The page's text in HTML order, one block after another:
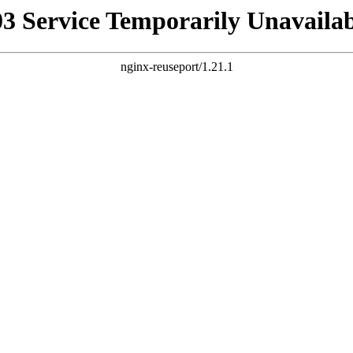
Service Temporarily
nginx-reuseport/1.21.1